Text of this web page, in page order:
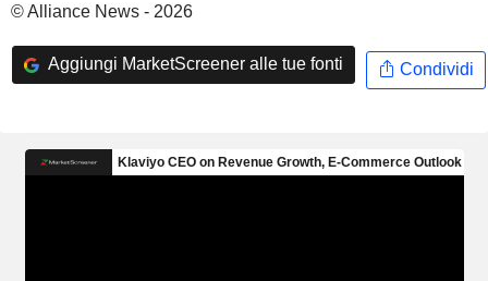
© Alliance News - 2026
Aggiungi MarketScreener alle tue fonti Condividi